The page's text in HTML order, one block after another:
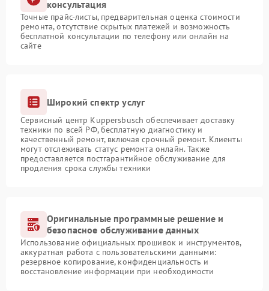
консультация
Точные прайс-листы, предварительная оценка стоимости
ремонта, отсутствие скрытых платежей и возможность
бесплатной консультации по телефону или онлайн на
сайте
Широкий спектр услуг
Сервисный центр Kuppersbusch обеспечивает доставку
техники по всей РФ, бесплатную диагностику и
качественный ремонт, включая срочный ремонт. Клиенты
могут отслеживать статус ремонта онлайн. Также
предоставляется постгарантийное обслуживание для
продления срока службы техники
Оригинальные программные решение и
безопасное обслуживание данных
Использование официальных прошивок и инструментов,
аккуратная работа с пользовательскими данными:
резервное копирование, конфиденциальность и
восстановление информации при необходимости